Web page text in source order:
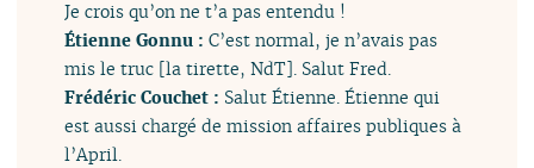
Je crois qu’on ne t’a pas entendu !
Étienne Gonnu :C’est normal, je n’avais pas
mis le truc [la tirette, NdT]. Salut Fred.
Frédéric Couchet : Salut Étienne. Étienne qui
est aussi chargé de mission affaires publiques à
l’April.